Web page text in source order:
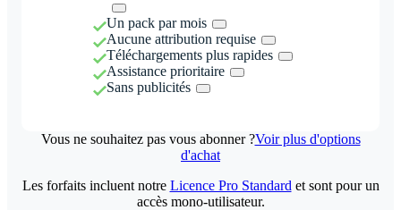
Un pack par mois
Aucune attribution requise
Téléchargements plus rapides
Assistance prioritaire
Sans publicités
Vous ne souhaitez pas vous abonner ?Voir plus d'options
d'achat
Les forfaits incluent notre Licence Pro Standard et sont pour un
accès mono-utilisateur.